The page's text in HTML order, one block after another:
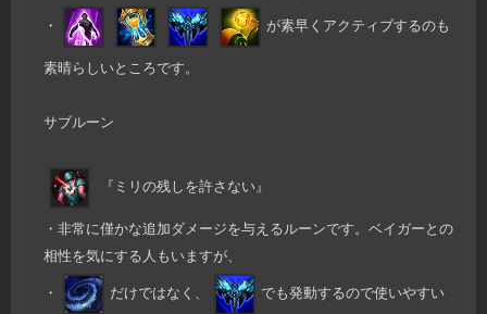
・
が素早くアクティブするのも
素晴らしいところです。
サブルーン
『ミリの残しを許さない』
・非常に僅かな追加ダメージを与えるルーンです。ベイガーとの
相性を気にする人もいますが、
・
だけではなく、 でも発動するので使いやすい